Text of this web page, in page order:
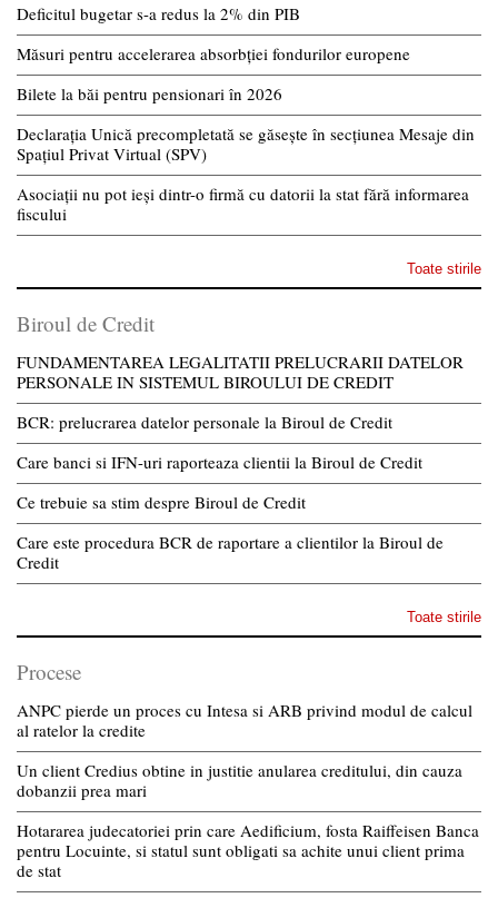
Deficitul bugetar s-a redus la 2% din PIB
Măsuri pentru accelerarea absorbției fondurilor europene
Bilete la băi pentru pensionari în 2026
Declarația Unică precompletată se găsește în secțiunea Mesaje din
Spațiul Privat Virtual (SPV)
Asociații nu pot ieși dintr-o firmă cu datorii la stat fără informarea
fiscului
Toate stirile
Biroul de Credit
FUNDAMENTAREA LEGALITATII PRELUCRARII DATELOR
PERSONALE IN SISTEMUL BIROULUI DE CREDIT
BCR: prelucrarea datelor personale la Biroul de Credit
Care banci si IFN-uri raporteaza clientii la Biroul de Credit
Ce trebuie sa stim despre Biroul de Credit
Care este procedura BCR de raportare a clientilor la Biroul de
Credit
Toate stirile
Procese
ANPC pierde un proces cu Intesa si ARB privind modul de calcul
al ratelor la credite
Un client Credius obtine in justitie anularea creditului, din cauza
dobanzii prea mari
Hotararea judecatoriei prin care Aedificium, fosta Raiffeisen Banca
pentru Locuinte, si statul sunt obligati sa achite unui client prima
de stat